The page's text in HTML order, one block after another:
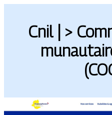
Cnil | >